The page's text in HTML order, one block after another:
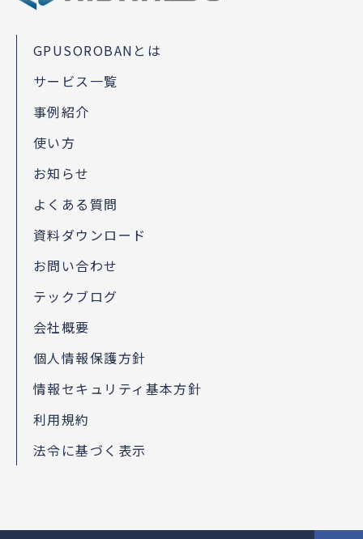
GPUSOROBANとは
サービス一覧
事例紹介
使い方
お知らせ
よくある質問
資料ダウンロード
お問い合わせ
テックブログ
会社概要
個人情報保護方針
情報セキュリティ基本方針
利用規約
法令に基づく表示